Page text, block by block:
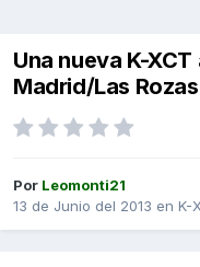
Una nueva K-
Madrid/Las Rozas
Por Leomonti21
13 de Junio del 2013 en K-